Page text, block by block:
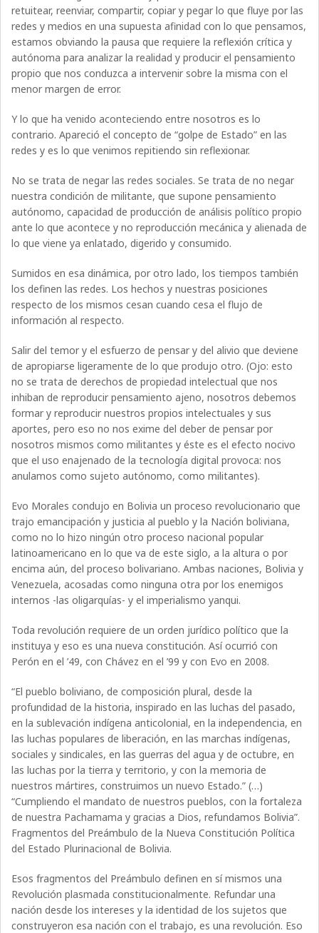
retuitear, reenviar, compartir, copiar y pegar lo que fluye por las
redes y medios en una supuesta afinidad con lo que pensamos,
estamos obviando la pausa que requiere la reflexión crítica y
autónoma para analizar la realidad y producir el pensamiento
propio que nos conduzca a intervenir sobre la misma con el
menor margen de error.
Y lo que ha venido aconteciendo entre nosotros es lo
contrario. Apareció el concepto de “golpe de Estado” en las
redes y es lo que venimos repitiendo sin reflexionar.
No se trata de negar las redes sociales. Se trata de no negar
nuestra condición de militante, que supone pensamiento
autónomo, capacidad de producción de análisis político propio
ante lo que acontece y no reproducción mecánica y alienada de
lo que viene ya enlatado, digerido y consumido.
Sumidos en esa dinámica, por otro lado, los tiempos también
los definen las redes. Los hechos y nuestras posiciones
respecto de los mismos cesan cuando cesa el flujo de
información al respecto.
Salir del temor y el esfuerzo de pensar y del alivio que deviene
de apropiarse ligeramente de lo que produjo otro. (Ojo: esto
no se trata de derechos de propiedad intelectual que nos
inhiban de reproducir pensamiento ajeno, nosotros debemos
formar y reproducir nuestros propios intelectuales y sus
aportes, pero eso no nos exime del deber de pensar por
nosotros mismos como militantes y éste es el efecto nocivo
que el uso enajenado de la tecnología digital provoca: nos
anulamos como sujeto autónomo, como militantes).
Evo Morales condujo en Bolivia un proceso revolucionario que
trajo emancipación y justicia al pueblo y la Nación boliviana,
como no lo hizo ningún otro proceso nacional popular
latinoamericano en lo que va de este siglo, a la altura o por
encima aún, del proceso bolivariano. Ambas naciones, Bolivia y
Venezuela, acosadas como ninguna otra por los enemigos
internos -las oligarquías- y el imperialismo yanqui.
Toda revolución requiere de un orden jurídico político que la
instituya y eso es una nueva constitución. Así ocurrió con
Perón en el ’49, con Chávez en el ’99 y con Evo en 2008.
“El pueblo boliviano, de composición plural, desde la
profundidad de la historia, inspirado en las luchas del pasado,
en la sublevación indígena anticolonial, en la independencia, en
las luchas populares de liberación, en las marchas indígenas,
sociales y sindicales, en las guerras del agua y de octubre, en
las luchas por la tierra y territorio, y con la memoria de
nuestros mártires, construimos un nuevo Estado.” (…)
“Cumpliendo el mandato de nuestros pueblos, con la fortaleza
de nuestra Pachamama y gracias a Dios, refundamos Bolivia”.
Fragmentos del Preámbulo de la Nueva Constitución Política
del Estado Plurinacional de Bolivia.
Esos fragmentos del Preámbulo definen en sí mismos una
Revolución plasmada constitucionalmente. Refundar una
nación desde los intereses y la identidad de los sujetos que
construyeron esa nación con el trabajo, es una revolución. Eso